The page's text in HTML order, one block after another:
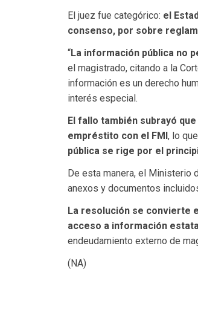
El juez fue categórico: el
consenso, por sobre
“La información pública no
el magistrado, citando a la
información es un derecho
interés especial.
El fallo también subrayó
empréstito con el FMI , lo
pública se rige por el
De esta manera, el Ministerio
anexos y documentos
La resolución se convierte
acceso a información
endeudamiento externo de
(NA)